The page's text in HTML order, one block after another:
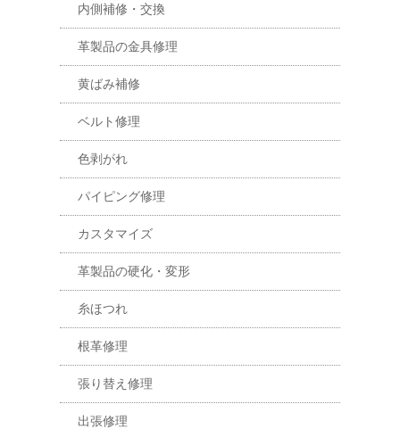
内側補修・交換
革製品の金具修理
黄ばみ補修
ベルト修理
色剥がれ
パイピング修理
カスタマイズ
革製品の硬化・変形
糸ほつれ
根革修理
張り替え修理
出張修理